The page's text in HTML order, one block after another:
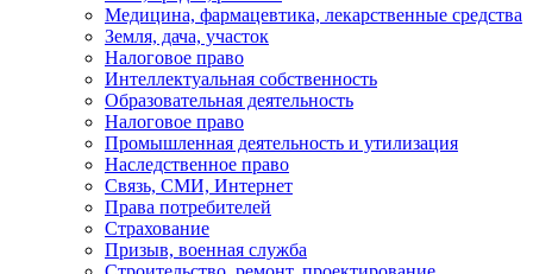
Медицина, фармацевтика, лекарственные средства
Земля, дача, участок
Налоговое право
Интеллектуальная собственность
Образовательная деятельность
Налоговое право
Промышленная деятельность и утилизация
Наследственное право
Связь, СМИ, Интернет
Права потребителей
Страхование
Призыв, военная служба